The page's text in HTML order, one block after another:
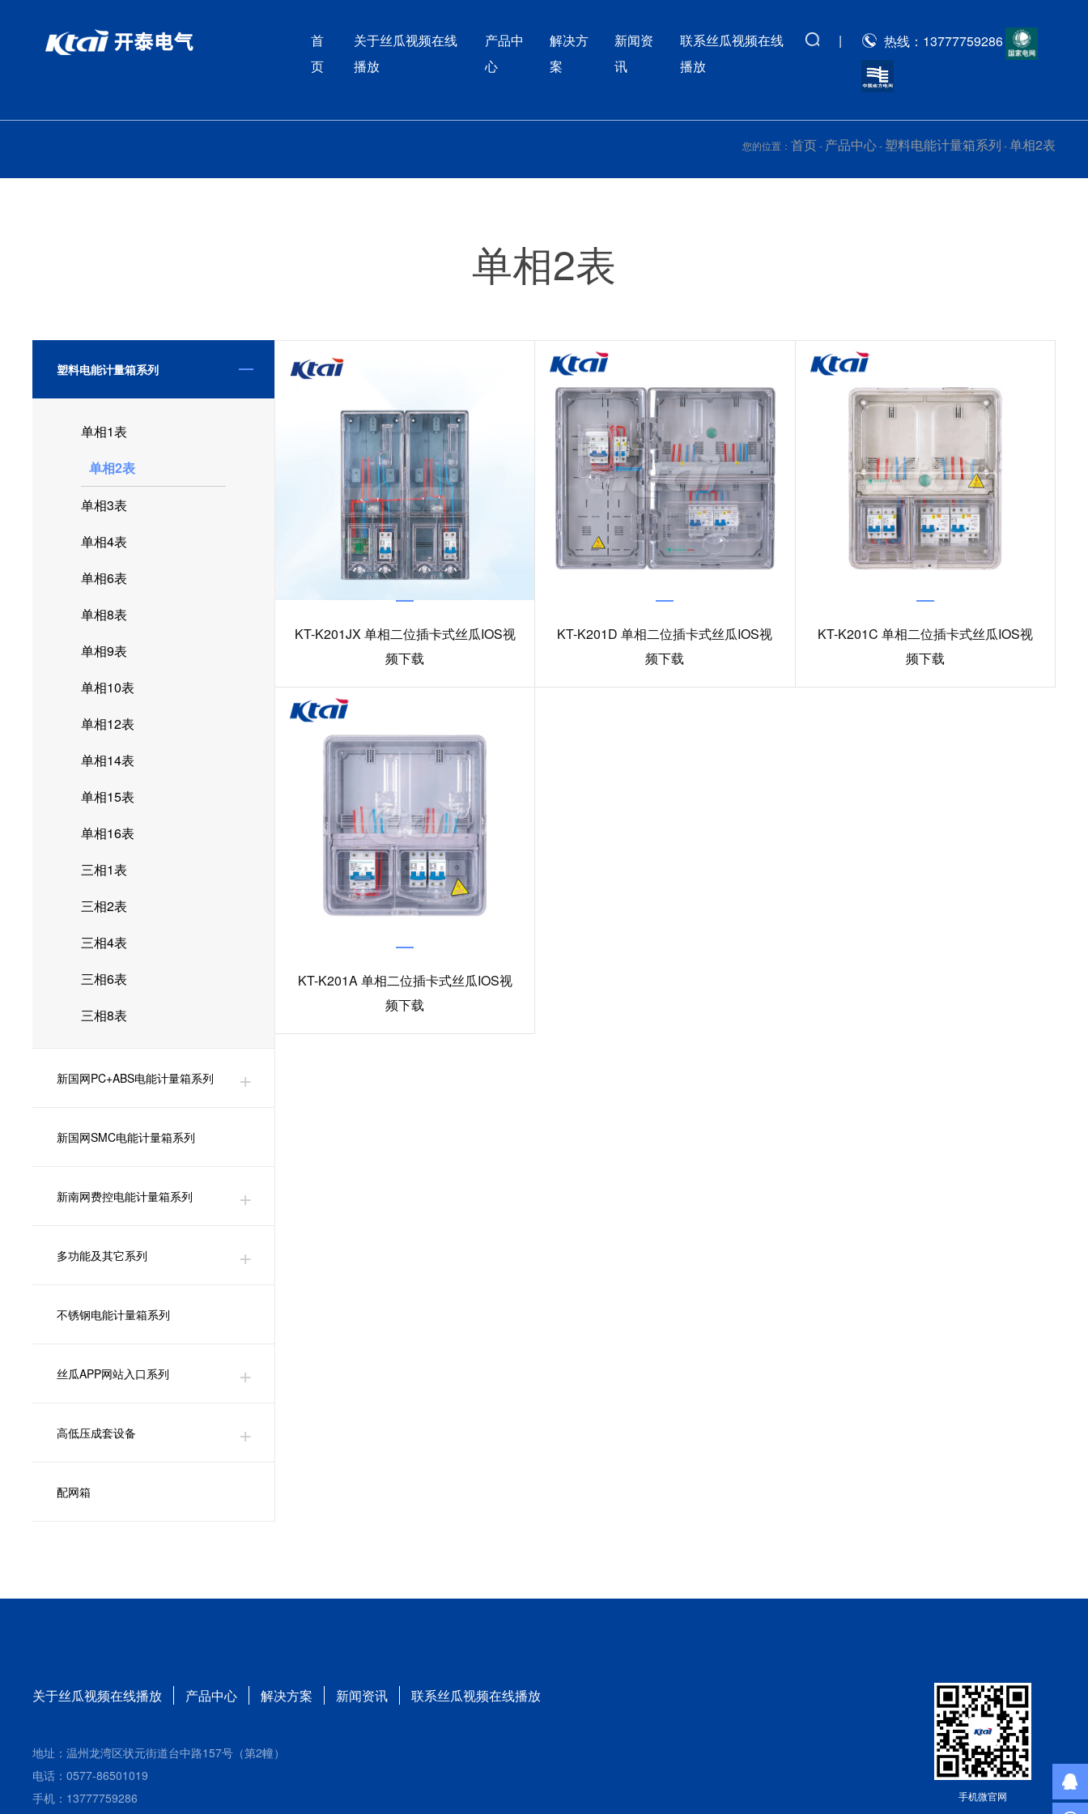
首
页
关于丝瓜视频在线
播放
产品中
心
解决方
案
新闻资
讯
联系丝瓜视频在线
播放
| 热线：13777759286
您的位置： 首页- 产品中心- 塑料电能计量箱系列 -单相2表
单相2表
塑料电能计量箱系列
单相1表
单相2表
单相3表
单相4表
单相6表
单相8表
单相9表
单相10表
单相12表
单相14表
单相15表
单相16表
三相1表
三相2表
三相4表
三相6表
三相8表
新国网PC+ABS电能计量箱系列
新国网SMC电能计量箱系列
新南网费控电能计量箱系列
多功能及其它系列
不锈钢电能计量箱系列
丝瓜APP网站入口系列
高低压成套设备
配网箱
KT-K201JX 单相二位插卡式丝瓜IOS视
频下载
KT-K201D 单相二位插卡式丝瓜IOS视
频下载
KT-K201C 单相二位插卡式丝瓜IOS视
频下载
KT-K201A 单相二位插卡式丝瓜IOS视
频下载
关于丝瓜视频在线播放 产品中心 解决方案 新闻资讯 联系丝瓜视频在线播放
地址：温州龙湾区状元街道台中路157号（第2幢）
电话：0577-86501019
手机：13777759286
手机微官网